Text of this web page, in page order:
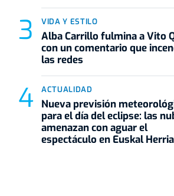
VIDA Y ESTILO
Alba Carrillo fulmina a Vito
con un comentario que
las redes
ACTUALIDAD
Nueva previsión
para el día del eclipse: las
amenazan con aguar el
espectáculo en Euskal Herria